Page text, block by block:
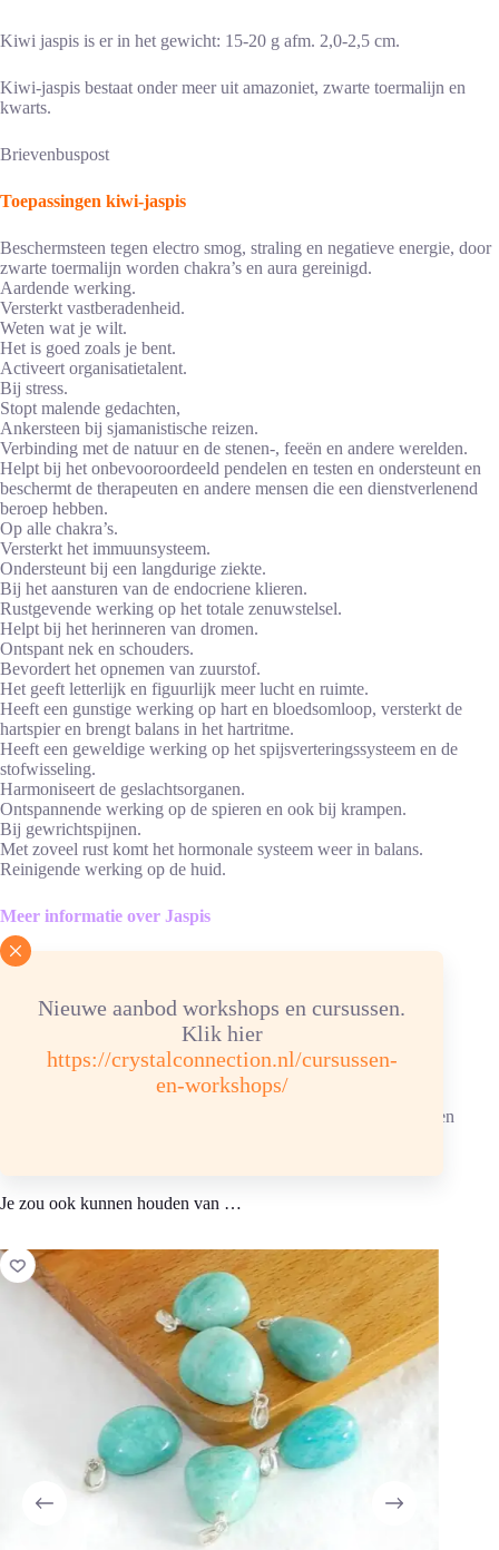
Nieuwe aanbod workshops en cursussen.
Klik hier
https://crystalconnection.nl/cursussen-
en-workshops/
Kiwi jaspis is er in het gewicht: 15-20 g afm. 2,0-2,5 cm.
Kiwi-jaspis bestaat onder meer uit amazoniet, zwarte toermalijn en
kwarts.
Brievenbuspost
Toepassingen kiwi-jaspis
Beschermsteen tegen electro smog, straling en negatieve energie, door
zwarte toermalijn worden chakra’s en aura gereinigd.
Aardende werking.
Versterkt vastberadenheid.
Weten wat je wilt.
Het is goed zoals je bent.
Activeert organisatietalent.
Bij stress.
Stopt malende gedachten,
Ankersteen bij sjamanistische reizen.
Verbinding met de natuur en de stenen-, feeën en andere werelden.
Helpt bij het onbevooroordeeld pendelen en testen en ondersteunt en
beschermt de therapeuten en andere mensen die een dienstverlenend
beroep hebben.
Op alle chakra’s.
Versterkt het immuunsysteem.
Ondersteunt bij een langdurige ziekte.
Bij het aansturen van de endocriene klieren.
Rustgevende werking op het totale zenuwstelsel.
Helpt bij het herinneren van dromen.
Ontspant nek en schouders.
Bevordert het opnemen van zuurstof.
Het geeft letterlijk en figuurlijk meer lucht en ruimte.
Heeft een gunstige werking op hart en bloedsomloop, versterkt de
hartspier en brengt balans in het hartritme.
Heeft een geweldige werking op het spijsverteringssysteem en de
stofwisseling.
Harmoniseert de geslachtsorganen.
Ontspannende werking op de spieren en ook bij krampen.
Bij gewrichtspijnen.
Met zoveel rust komt het hormonale systeem weer in balans.
Reinigende werking op de huid.
Meer informatie over Jaspis
Advies energetisch reinigen:
Reinigen/ontladen: 1x per 2 weken onder stromend water of in
hematietverzorgingssteentjes.
Opladen: aansluitend, in de zon/daglicht of een nacht in
bergkristalverzorgingssteentjes.
Chemische samenstelling: SiO2, amazoniet, zwarte toermalijn en
Je zou ook kunnen houden van …